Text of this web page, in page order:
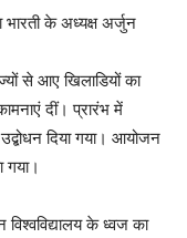
भारती के अध्यक्ष अर्जुन
से आए खिलाडियों का
दीं। प्रारंभ में
दिया गया। आयोजन
गया।
विश्वविद्यालय के ध्वज का